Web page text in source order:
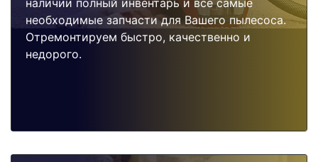
наличии полный инвентарь и все самые
необходимые запчасти для Вашего пылесоса.
Отремонтируем быстро, качественно и
недорого.